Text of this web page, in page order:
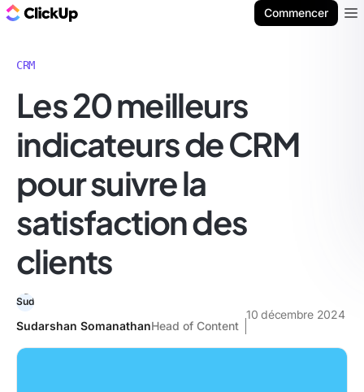
Commencer
CRM
Les 20 meilleurs
indicateurs de CRM
pour suivre la
satisfaction des
clients
Sudarshan SomanathanHead of Content
10 décembre 2024